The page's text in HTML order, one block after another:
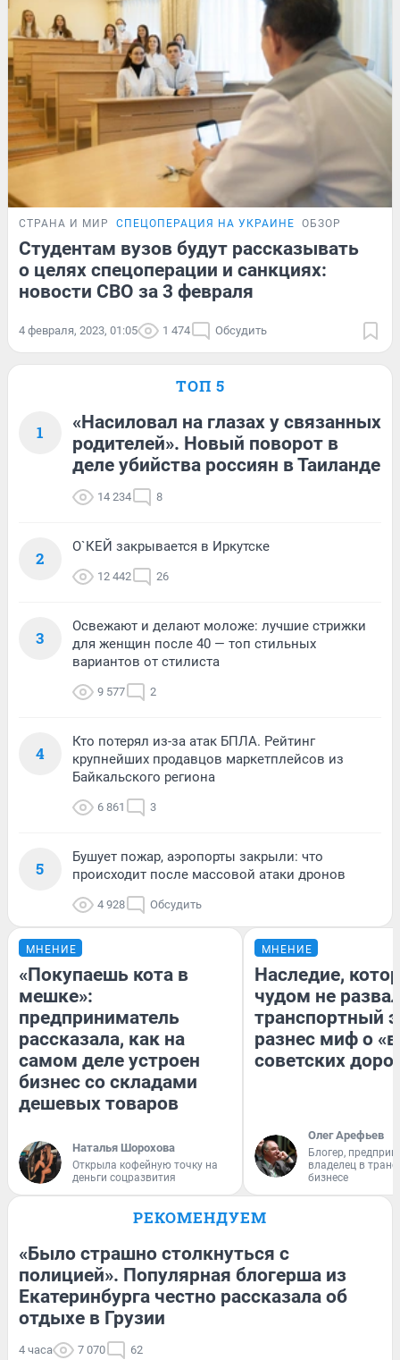
СТРАНА И МИР СПЕЦОПЕРАЦИЯ НА УКРАИНЕ ОБЗОР
Студентам вузов будут рассказывать
о целях спецоперации и санкциях:
новости СВО за 3 февраля
4 февраля, 2023, 01:05 1 474 Обсудить
ТОП 5
1
«Насиловал на глазах у связанных
родителей». Новый поворот в
деле убийства россиян в Таиланде
14 234 8
2
О`КЕЙ закрывается в Иркутске
12 442 26
3
Освежают и делают моложе: лучшие стрижки
для женщин после 40 — топ стильных
вариантов от стилиста
9 577 2
4
Кто потерял из-за атак БПЛА. Рейтинг
крупнейших продавцов маркетплейсов из
Байкальского региона
6 861 3
5
Бушует пожар, аэропорты закрыли: что
происходит после массовой атаки дронов
4 928 Обсудить
МНЕНИЕ
«Покупаешь кота в
мешке»:
предприниматель
рассказала, как на
самом деле устроен
бизнес со складами
дешевых товаров
Наталья Шорохова
Открыла кофейную точку на
деньги соцразвития
МНЕНИЕ
Наследие,
чудом не
транспортный
разнес миф о
советских
Олег Арефьев
Блогер,
владелец в
бизнесе
РЕКОМЕНДУЕМ
«Было страшно столкнуться с
полицией». Популярная блогерша из
Екатеринбурга честно рассказала об
отдыхе в Грузии
4 часа 7 070 62